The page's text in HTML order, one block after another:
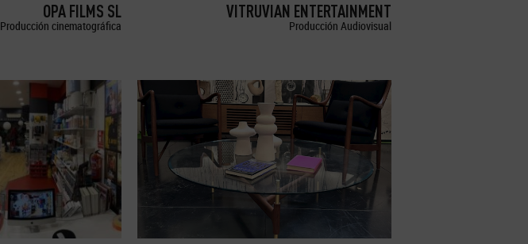
OPA FILMS SL
Producción cinematográfica
VITRUVIAN ENTERTAINMENT
Producción Audiovisual